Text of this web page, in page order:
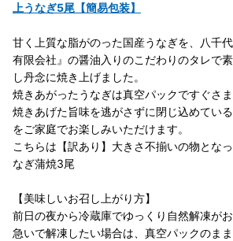
上うなぎ5尾【簡易包装】
甘く上質な脂がのった国産うなぎを、八千
有限会社』の醤油入りのこだわりのタレで
し丹念に焼き上げました。
焼きあがったうなぎは真空パックですぐさ
焼きあげた旨味を逃がさずに閉じ込めてい
をご家庭でお楽しみいただけます。
こちらは【訳あり】大きさ不揃いの物とな
なぎ蒲焼3尾
【美味しいお召し上がり方】
前日の夜から冷蔵庫でゆっくり自然解凍がお
急いで解凍したい場合は、真空パックのま